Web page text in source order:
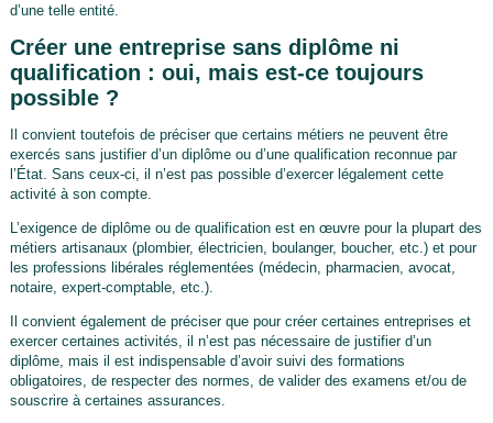
d’une telle entité.
Créer une entreprise sans diplôme ni
qualification : oui, mais est-ce toujours
possible ?
Il convient toutefois de préciser que certains métiers ne peuvent être
exercés sans justifier d’un diplôme ou d’une qualification reconnue par
l’État. Sans ceux-ci, il n’est pas possible d’exercer légalement cette
activité à son compte.
L’exigence de diplôme ou de qualification est en œuvre pour la plupart des
métiers artisanaux (plombier, électricien, boulanger, boucher, etc.) et pour
les professions libérales réglementées (médecin, pharmacien, avocat,
notaire, expert-comptable, etc.).
Il convient également de préciser que pour créer certaines entreprises et
exercer certaines activités, il n’est pas nécessaire de justifier d’un
diplôme, mais il est indispensable d’avoir suivi des formations
obligatoires, de respecter des normes, de valider des examens et/ou de
souscrire à certaines assurances.